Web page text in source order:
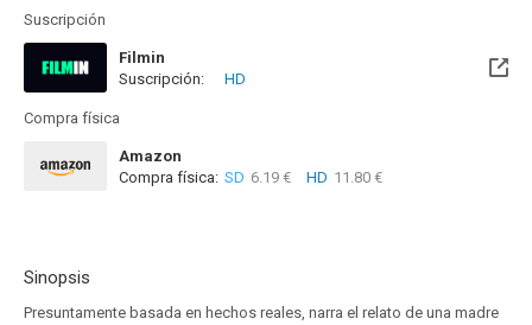
Suscripción
Filmin
Disponible hasta el Mié, 31 Dic 2031 (Quedan 5 años)
Suscripción: HD
Compra física
Amazon
Compra física: SD 6.19 € HD 11.80 €
Sinopsis
Presuntamente basada en hechos reales, narra el relato de una madre